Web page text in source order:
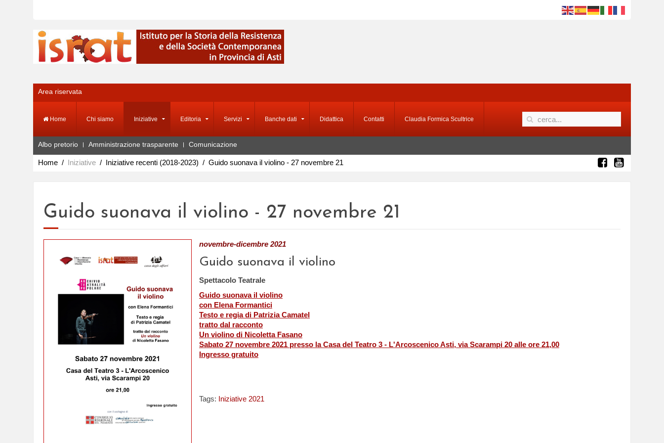
Area riservata
Home Chi siamo Iniziative Editoria Servizi Banche dati Didattica Contatti Claudia Formica Scultrice
Albo pretorio Amministrazione trasparente Comunicazione
Home Iniziative Iniziative recenti (2018-2023) Guido suonava il violino - 27 novembre 21
Guido suonava il violino - 27 novembre 21
novembre-dicembre 2021
Guido suonava il violino
Spettacolo Teatrale
Guido suonava il violino
con Elena Formantici
Testo e regia di Patrizia Camatel
tratto dal racconto
Un violino di Nicoletta Fasano
Sabato 27 novembre 2021 presso la Casa del Teatro 3 - L'Arcoscenico Asti, via Scarampi 20 alle ore 21,00
Ingresso gratuito
Tags: Iniziative 2021